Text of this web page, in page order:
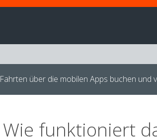
Fahrten über die mobilen Apps buchen und
Wie funktioniert